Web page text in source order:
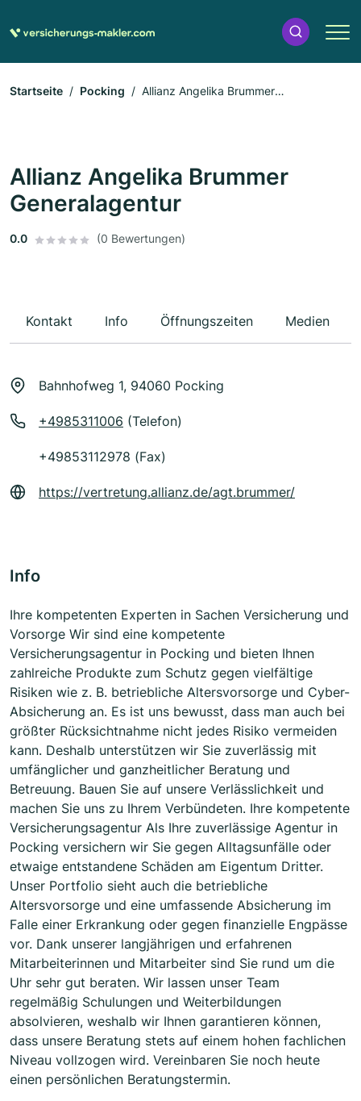
Startseite Pocking
Allianz Angelika Brummer
Allianz Angelika Brummer
Generalagentur
0.0 (0 Bewertungen)
Kontakt Info Öffnungszeiten Medien
Bahnhofweg 1, 94060 Pocking
+4985311006 (Telefon)
+49853112978 (Fax)
https://vertretung.allianz.de/agt.brummer/
Info
Ihre kompetenten Experten in Sachen Versicherung und
Vorsorge Wir sind eine kompetente
Versicherungsagentur in Pocking und bieten Ihnen
zahlreiche Produkte zum Schutz gegen vielfältige
Risiken wie z. B. betriebliche Altersvorsorge und Cyber-
Absicherung an. Es ist uns bewusst, dass man auch bei
größter Rücksichtnahme nicht jedes Risiko vermeiden
kann. Deshalb unterstützen wir Sie zuverlässig mit
umfänglicher und ganzheitlicher Beratung und
Betreuung. Bauen Sie auf unsere Verlässlichkeit und
machen Sie uns zu Ihrem Verbündeten. Ihre kompetente
Versicherungsagentur Als Ihre zuverlässige Agentur in
Pocking versichern wir Sie gegen Alltagsunfälle oder
etwaige entstandene Schäden am Eigentum Dritter.
Unser Portfolio sieht auch die betriebliche
Altersvorsorge und eine umfassende Absicherung im
Falle einer Erkrankung oder gegen finanzielle Engpässe
vor. Dank unserer langjährigen und erfahrenen
Mitarbeiterinnen und Mitarbeiter sind Sie rund um die
Uhr sehr gut beraten. Wir lassen unser Team
regelmäßig Schulungen und Weiterbildungen
absolvieren, weshalb wir Ihnen garantieren können,
dass unsere Beratung stets auf einem hohen fachlichen
Niveau vollzogen wird. Vereinbaren Sie noch heute
einen persönlichen Beratungstermin.